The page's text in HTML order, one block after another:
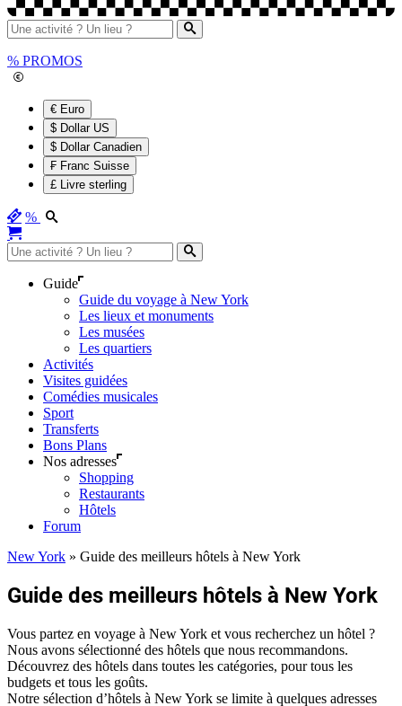
% PROMOS
€ Euro
$ Dollar US
$ Dollar Canadien
₣ Franc Suisse
£ Livre sterling
%
Guide
Guide du voyage à New York
Les lieux et monuments
Les musées
Les quartiers
Activités
Visites guidées
Comédies musicales
Sport
Transferts
Bons Plans
Nos adresses
Shopping
Restaurants
Hôtels
Forum
New York » Guide des meilleurs hôtels à New York
Guide des meilleurs hôtels à New York
Vous partez en voyage à New York et vous recherchez un hôtel ?
Nous avons sélectionné des hôtels que nous recommandons.
Découvrez des hôtels dans toutes les catégories, pour tous les
budgets et tous les goûts.
Notre sélection d’hôtels à New York se limite à quelques adresses